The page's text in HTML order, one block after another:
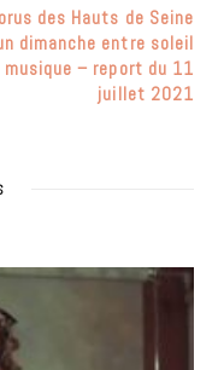
des Hauts de Seine
dimanche entre soleil
– report du 11
juillet 2021